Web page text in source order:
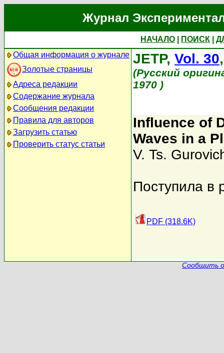
Журнал
НАЧАЛО ПОИСК
Общая информация о журнале
Золотые страницы
Адреса редакции
Содержание журнала
Сообщения редакции
Правила для авторов
Загрузить статью
Проверить статус статьи
JETP, Vol. 30
(Русский
1970 )
Influence of
Waves in a
V. Ts.
Поступила в
PDF (318.6K)
Сообщить о